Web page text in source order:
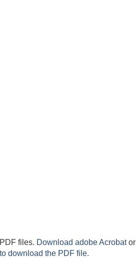
files. Download adobe Acrobator
download the PDF file.